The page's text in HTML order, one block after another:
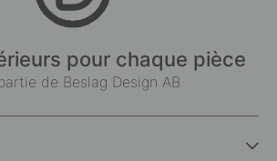
pour chaque pièce
de Beslag Design AB